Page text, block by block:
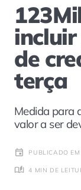
de
terça
Medida para
valor a ser
PUBLICADO
4 MIN DE